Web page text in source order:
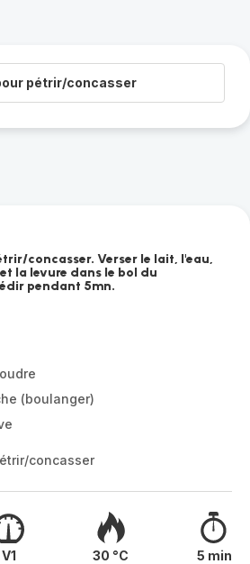
pétrir/concasser
concasser. Verser le lait, l'eau,
la levure dans le bol du
pendant 5mn.
(boulanger)
concasser
V1 30 °C 5 min